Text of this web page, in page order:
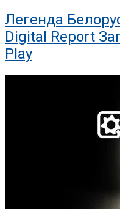
Легенда
Digital Report
Play